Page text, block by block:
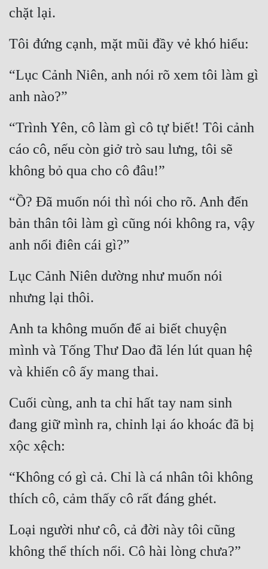
Quân Sự
Sảng Văn
Sắc
Sủng
Thanh Xuân
Tiên Hiệp
Tiểu Thuyết
Trinh Thám
Triều Đấu
Trọng Sinh
Võ Hiệp
Võng Du
Xuyên Nhanh
Xuyên Sách
Xuyên Thư
Điền Văn
chặt lại.
Tôi đứng cạnh, mặt mũi đầy vẻ khó hiểu:
“Lục Cảnh Niên, anh nói rõ xem tôi làm gì
anh nào?”
“Trình Yên, cô làm gì cô tự biết! Tôi cảnh
cáo cô, nếu còn giở trò sau lưng, tôi sẽ
không bỏ qua cho cô đâu!”
“Ồ? Đã muốn nói thì nói cho rõ. Anh đến
bản thân tôi làm gì cũng nói không ra, vậy
anh nổi điên cái gì?”
Lục Cảnh Niên dường như muốn nói
nhưng lại thôi.
Anh ta không muốn để ai biết chuyện
mình và Tống Thư Dao đã lén lút quan hệ
và khiến cô ấy mang thai.
Cuối cùng, anh ta chỉ hất tay nam sinh
đang giữ mình ra, chỉnh lại áo khoác đã bị
xộc xệch:
“Không có gì cả. Chỉ là cá nhân tôi không
thích cô, cảm thấy cô rất đáng ghét.
Loại người như cô, cả đời này tôi cũng
không thể thích nổi. Cô hài lòng chưa?”